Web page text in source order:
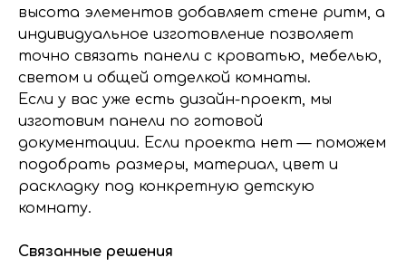
высота элементов добавляет стене ритм, а
индивидуальное изготовление позволяет
точно связать панели с кроватью, мебелью,
светом и общей отделкой комнаты.
Если у вас уже есть дизайн-проект, мы
изготовим панели по готовой
документации. Если проекта нет — поможем
подобрать размеры, материал, цвет и
раскладку под конкретную детскую
комнату.
Связанные решения